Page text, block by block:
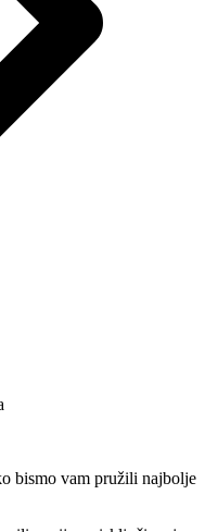
bismo vam pružili najbolje